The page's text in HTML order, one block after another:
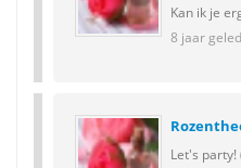
Kan ik je
8 jaar
Let's party!